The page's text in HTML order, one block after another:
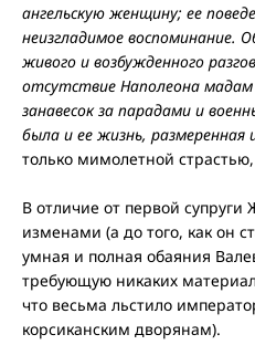
ангельскую женщину; ее
неизгладимое воспоминание.
живого и возбужденного
отсутствие Наполеона мадам
занавесок за парадами и
была и ее жизнь, размеренная
только мимолетной
В отличие от первой
изменами (а до того, как он
умная и полная обаяния
требующую никаких
что весьма льстило
корсиканским дворянам).